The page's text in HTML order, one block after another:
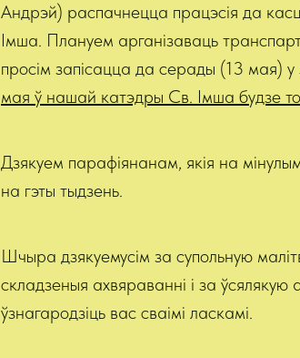
Андрэй) распачнецца працэсія да
Імша. Плануем арганізаваць
просім запісацца да серады (13 мая)
мая ў нашай катэдры Св. Імша будзе
Дзякуем парафіянанам, якія на
на гэты тыдзень.
Шчыра дзякуемусім за супольную
складзеныя ахвяраванні і за
ўзнагародзіць вас сваімі ласкамі.